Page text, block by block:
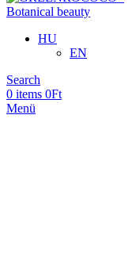
HU
EN
Search
0 items 0Ft
Menü